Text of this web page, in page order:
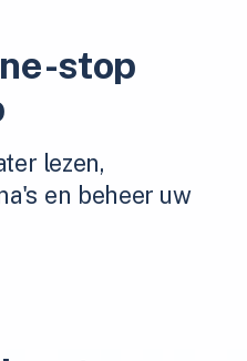
stop
lezen,
en beheer uw